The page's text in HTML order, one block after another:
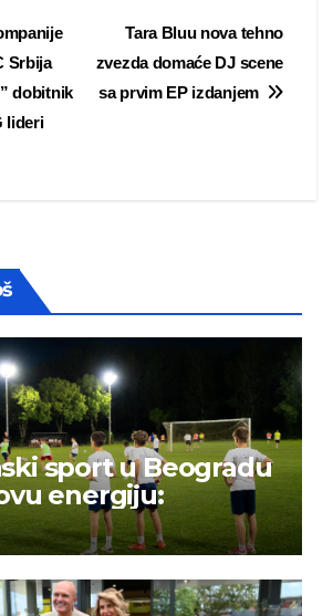
Tara Bluu nova tehno
zvezda domaće DJ scene
sa prvim EP izdanjem
Srbija
dobitnik
lideri
sport u Beogradu
energiju: